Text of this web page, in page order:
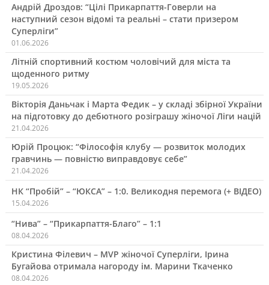
Андрій Дроздов: “Цілі Прикарпаття-Говерли на
наступний сезон відомі та реальні – стати призером
Суперліги”
01.06.2026
Літній спортивний костюм чоловічий для міста та
щоденного ритму
19.05.2026
Вікторія Даньчак і Марта Федик – у складі збірної України
на підготовку до дебютного розіграшу жіночої Ліги націй
21.04.2026
Юрій Процюк: “Філософія клубу — розвиток молодих
гравчинь — повністю виправдовує себе”
21.04.2026
НК “Пробій” – “ЮКСА” – 1:0. Великодня перемога (+ ВІДЕО)
15.04.2026
“Нива” – “Прикарпаття-Благо” – 1:1
08.04.2026
Кристина Філевич – MVP жіночої Суперліги, Ірина
Бугайова отримала нагороду ім. Марини Ткаченко
08.04.2026